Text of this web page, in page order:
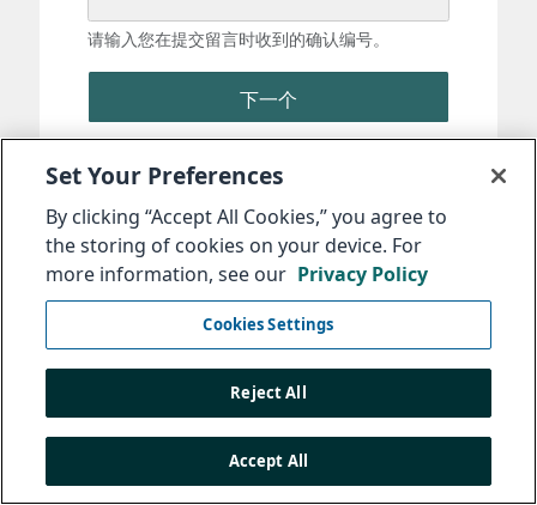
请输入您在提交留言时收到的确认编号。
下一个
Set Your Preferences
By clicking “Accept All Cookies,” you agree to
the storing of cookies on your device. For
more information, see our Privacy Policy
Cookies Settings
Reject All
Accept All